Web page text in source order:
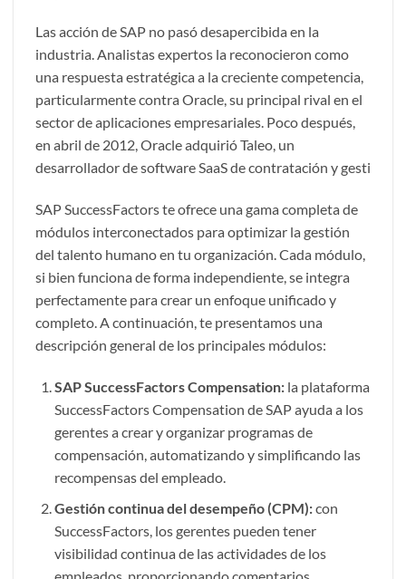
Las acción de SAP no pasó desapercibida en la
industria. Analistas expertos la reconocieron como
una respuesta estratégica a la creciente competencia,
particularmente contra Oracle, su principal rival en el
sector de aplicaciones empresariales. Poco después,
en abril de 2012, Oracle adquirió Taleo, un
desarrollador de software SaaS de contratación y gesti
SAP SuccessFactors te ofrece una gama completa de
módulos interconectados para optimizar la gestión
del talento humano en tu organización. Cada módulo,
si bien funciona de forma independiente, se integra
perfectamente para crear un enfoque unificado y
completo. A continuación, te presentamos una
descripción general de los principales módulos:
SAP SuccessFactors Compensation:la plataforma
SuccessFactors Compensation de SAP ayuda a los
gerentes a crear y organizar programas de
compensación, automatizando y simplificando las
recompensas del empleado.
Gestión continua del desempeño (CPM):con
SuccessFactors, los gerentes pueden tener
visibilidad continua de las actividades de los